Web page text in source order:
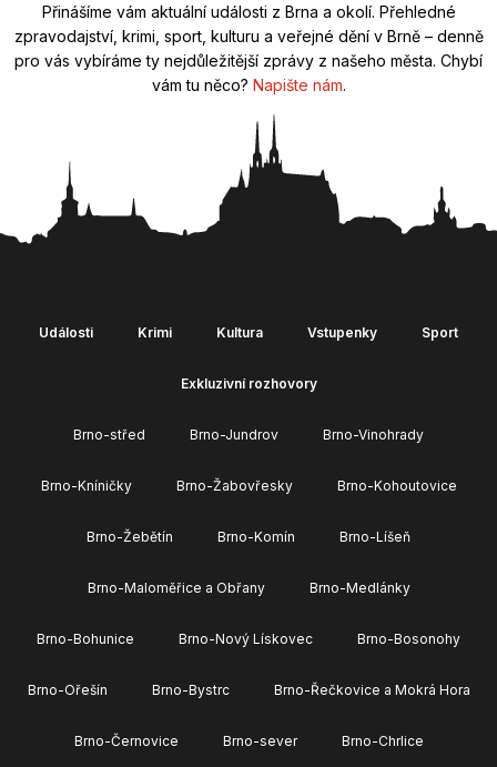
Přinášíme vám aktuální události z Brna a okolí. Přehledné
zpravodajství, krimi, sport, kulturu a veřejné dění v Brně – denně
pro vás vybíráme ty nejdůležitější zprávy z našeho města. Chybí
vám tu něco? Napište nám.
Události Krimi Kultura Vstupenky Sport
Exkluzivní rozhovory
Brno-střed Brno-Jundrov Brno-Vinohrady
Brno-Kníničky Brno-Žabovřesky Brno-Kohoutovice
Brno-Žebětín Brno-Komín Brno-Líšeň
Brno-Maloměřice a Obřany Brno-Medlánky
Brno-Bohunice Brno-Nový Lískovec Brno-Bosonohy
Brno-Ořešín Brno-Bystrc Brno-Řečkovice a Mokrá Hora
Brno-Černovice Brno-sever Brno-Chrlice